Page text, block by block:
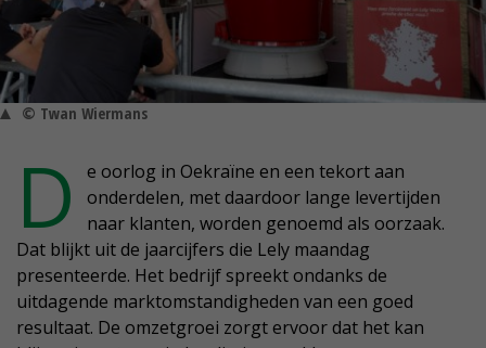
© Twan Wiermans
D
e oorlog in Oekraïne en een tekort aan
onderdelen, met daardoor lange levertijden
naar klanten, worden genoemd als oorzaak.
Dat blijkt uit de jaarcijfers die Lely maandag
presenteerde. Het bedrijf spreekt ondanks de
uitdagende marktomstandigheden van een goed
resultaat. De omzetgroei zorgt ervoor dat het kan